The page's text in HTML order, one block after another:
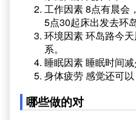
工作因素 8点有晨会
5点30起床出发去环
环境因素 环岛路今
系。
睡眠因素 睡眠时间减
身体疲劳 感觉还可以
哪些做的对